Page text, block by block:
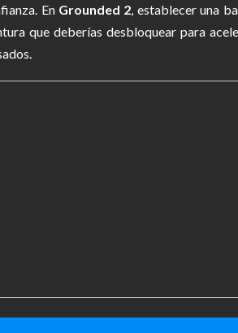
En Grounded 2, establecer una
que deberías desbloquear para